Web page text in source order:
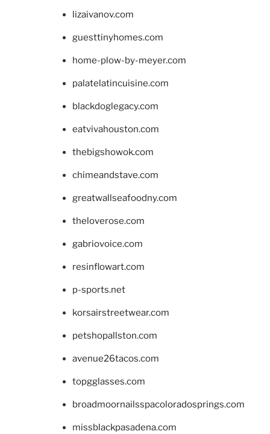
lizaivanov.com
guesttinyhomes.com
home-plow-by-meyer.com
palatelatincuisine.com
blackdoglegacy.com
eatvivahouston.com
thebigshowok.com
chimeandstave.com
greatwallseafoodny.com
theloverose.com
gabriovoice.com
resinflowart.com
p-sports.net
korsairstreetwear.com
petshopallston.com
avenue26tacos.com
topgglasses.com
broadmoornailsspacoloradosprings.com
missblackpasadena.com